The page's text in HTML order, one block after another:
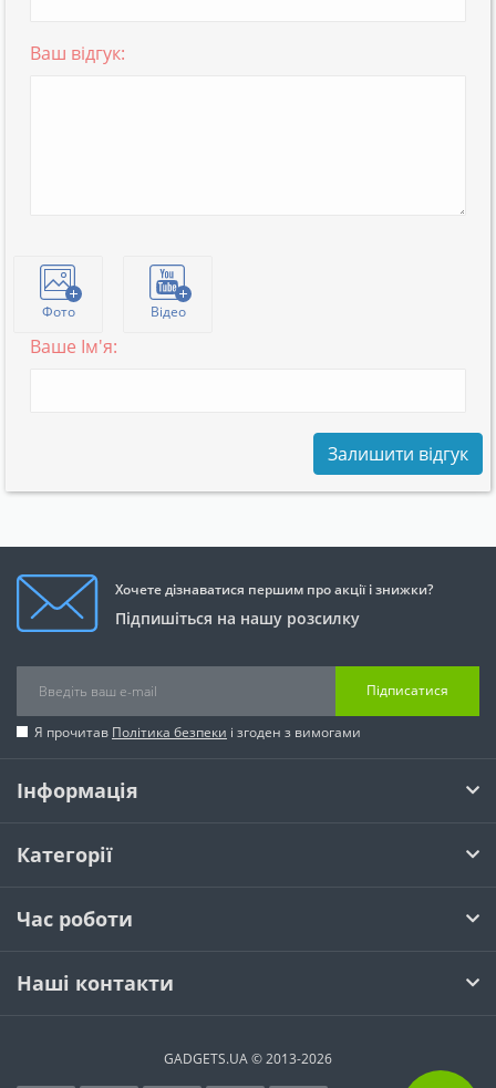
Ваш відгук:
Фото Відео
Ваше Ім'я:
Залишити відгук
Хочете дізнаватися першим про акції і знижки?
Підпишіться на нашу розсилку
Підписатися
Я прочитав Політика безпеки і згоден з вимогами
Інформація
Категорії
Час роботи
Наші контакти
GADGETS.UA © 2013-2026